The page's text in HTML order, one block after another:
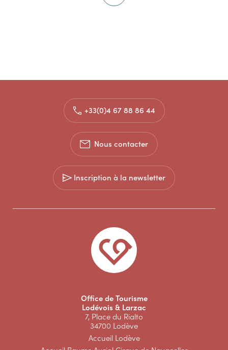
+33(0)4 67 88 86 44
Nous contacter
Inscription à la newsletter
Office de Tourisme
Lodévois & Larzac
7, Place du Rialto
34700 Lodève
Accueil Lodève